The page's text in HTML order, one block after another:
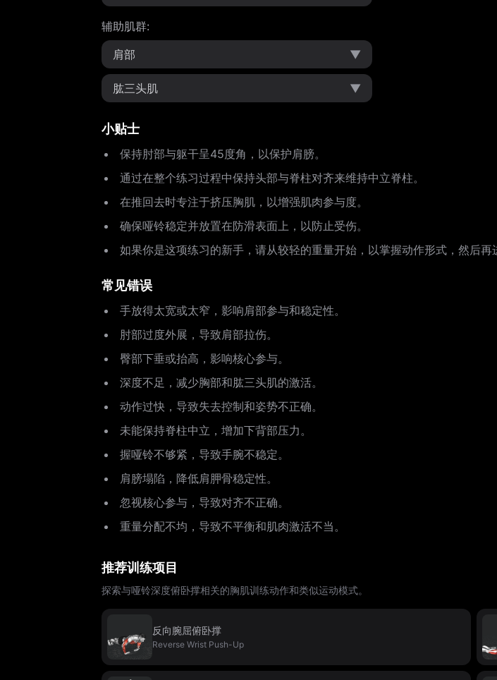
辅助肌群:
肩部
▼
肱三头肌 ▼
小贴士
保持肘部与躯干呈45度角，以保护肩膀。
通过在整个练习过程中保持头部与脊柱对齐来维持中立脊柱。
在推回去时专注于挤压胸肌，以增强肌肉参与度。
确保哑铃稳定并放置在防滑表面上，以防止受伤。
如果你是这项练习的新手，请从较轻的重量开始，以掌握动作形式，然后再
常见错误
手放得太宽或太窄，影响肩部参与和稳定性。
肘部过度外展，导致肩部拉伤。
臀部下垂或抬高，影响核心参与。
深度不足，减少胸部和肱三头肌的激活。
动作过快，导致失去控制和姿势不正确。
未能保持脊柱中立，增加下背部压力。
握哑铃不够紧，导致手腕不稳定。
肩膀塌陷，降低肩胛骨稳定性。
忽视核心参与，导致对齐不正确。
重量分配不均，导致不平衡和肌肉激活不当。
推荐训练项目
探索与哑铃深度俯卧撑相关的胸肌训练动作和类似运动模式。
反向腕屈俯卧撑
Reverse Wrist Push-Up